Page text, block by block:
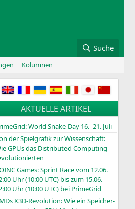
Suche
Kolumnen
AKTUELLE ARTIKEL
World Snake Day 16.–21. Juli
der Spielgrafik zur Wissenschaft:
GPUs das Distributed Computing
Games: Sprint Race vom 12.06.
Uhr (10:00 UTC) bis zum 15.06.
Uhr (10:00 UTC) bei PrimeGrid
X3D-Revolution: Wie ein Speicher-